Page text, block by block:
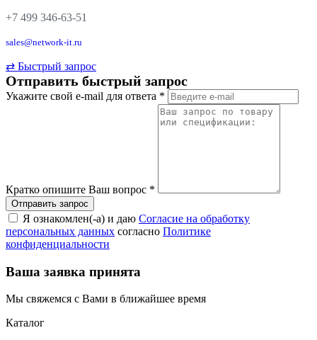
+7 499 346-63-51
sales@network-it.ru
⇄ Быстрый запрос
Отправить быстрый запрос
Укажите свой e-mail для ответа *
Кратко опишите Ваш вопрос *
Я ознакомлен(-а) и даю Согласие на обработку
персональных данных согласно Политике
конфиденциальности
Ваша заявка принята
Мы свяжемся с Вами в ближайшее время
Каталог